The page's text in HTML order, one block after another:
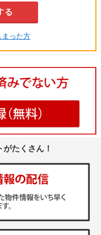
った方
たくさん！